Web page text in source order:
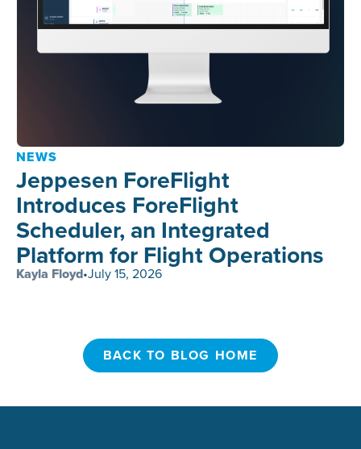
NEWS
Jeppesen ForeFlight
Introduces ForeFlight
Scheduler, an Integrated
Platform for Flight Operations
Kayla Floyd•July 15, 2026
BACK TO BLOG HOME